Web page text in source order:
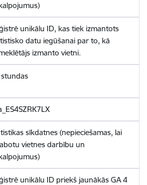
unikālu ID, kas tiek izmantots
datu iegūšanai par to, kā
izmanto vietni.
sīkdatnes (nepieciešamas, lai
vietnes darbību un
unikālu ID priekš jaunākās GA 4